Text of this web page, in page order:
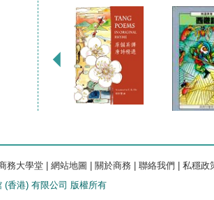
務大學堂 網站地圖 關於商務 聯絡我們
私穩政
(香港) 有限公司 版權所有